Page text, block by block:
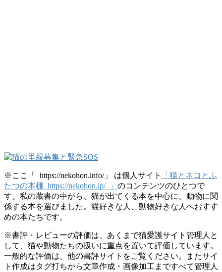
※ここ「 https://nekohon.info/」 は個人サイト
「猫とネコとふ
たつの本棚 https://nekohon.jp/ 」 のコンテンツのひとつで
す。私の蔵書の中から、猫が出てくる本を中心に、動物に関
係する本を選びました。猫好きな人、動物好きな人へおすす
めの本たちです。
※書評・レビューの評価は、あくまで猫愛護サイト管理人と
して、猫や動物たちの扱いに重点を置いて評価しています。
一般的な評価は、他の書評サイトをご覧ください。またサイ
ト作成はタグ打ちから文章作成・画像加工まですべて管理人